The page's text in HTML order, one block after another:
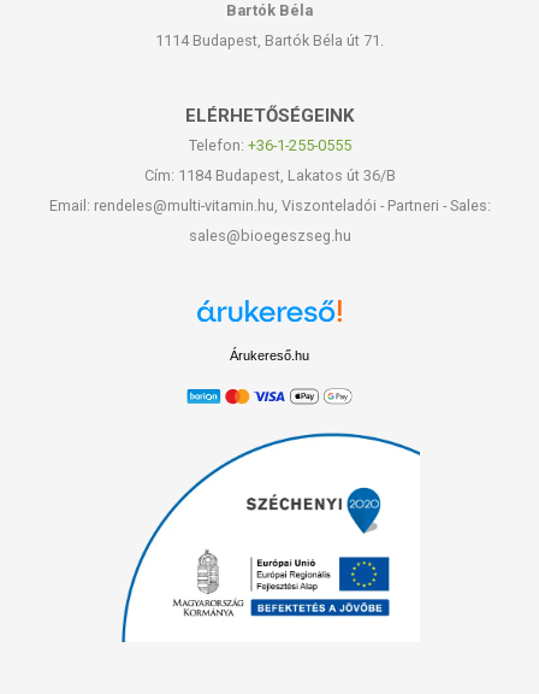
Bartók Béla
1114 Budapest, Bartók Béla út 71.
ELÉRHETŐSÉGEINK
Telefon: +36-1-255-0555
Cím: 1184 Budapest, Lakatos út 36/B
Email: rendeles@multi-vitamin.hu, Viszonteladói - Partneri - Sales:
sales@bioegeszseg.hu
Árukereső.hu